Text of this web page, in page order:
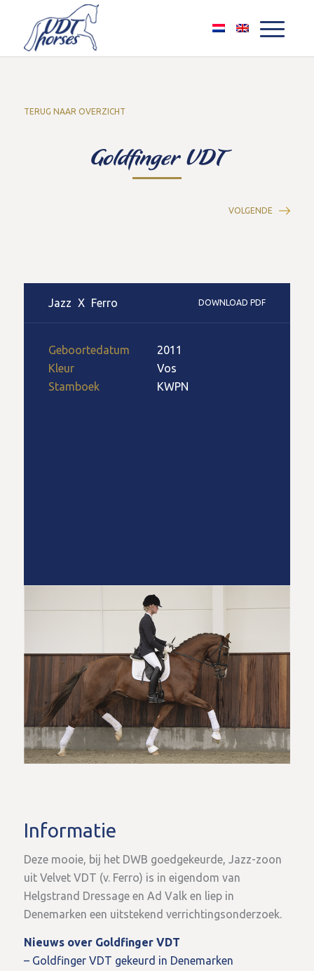
TERUG NAAR OVERZICHT
Goldfinger VDT
VOLGENDE
Jazz X Ferro DOWNLOAD PDF
Geboortedatum
2011
Kleur
Vos
Stamboek
KWPN
Informatie
Deze mooie, bij het DWB goedgekeurde, Jazz-zoon
uit Velvet VDT (v. Ferro) is in eigendom van
Helgstrand Dressage en Ad Valk en liep in
Denemarken een uitstekend verrichtingsonderzoek.
Nieuws over Goldfinger VDT
– Goldfinger VDT gekeurd in Denemarken